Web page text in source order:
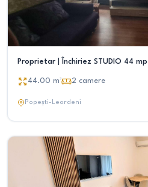
Proprietar | Închiriez STUDIO 44
44.00 m² 2 camere
Popești-Leordeni